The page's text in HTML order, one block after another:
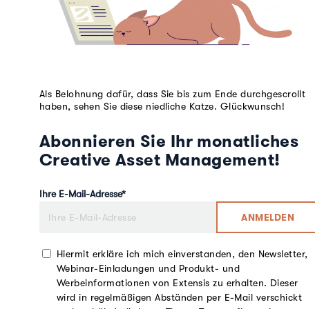
Als Belohnung dafür, dass Sie bis zum Ende durchgescrollt
haben, sehen Sie diese niedliche Katze. Glückwunsch!
Abonnieren Sie Ihr monatliches
Creative Asset Management!
Ihre E-Mail-Adresse*
Hiermit erkläre ich mich einverstanden, den Newsletter,
Webinar-Einladungen und Produkt- und
Werbeinformationen von Extensis zu erhalten. Dieser
wird in regelmäßigen Abständen per E-Mail verschickt